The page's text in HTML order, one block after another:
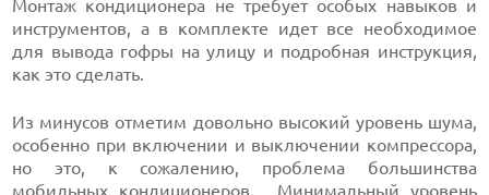
Монтаж кондиционера не требует особых навыков и
инструментов, а в комплекте идет все необходимое
для вывода гофры на улицу и подробная инструкция,
как это сделать.
Из минусов отметим довольно высокий уровень шума,
особенно при включении и выключении компрессора,
но это, к сожалению, проблема большинства